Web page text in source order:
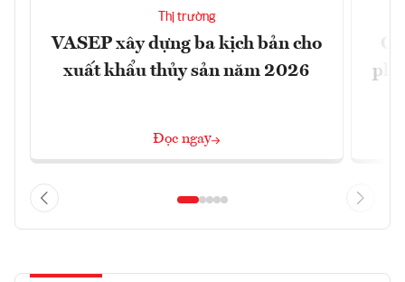
Thị trường
VASEP xây dựng ba kịch bản cho
xuất khẩu thủy sản năm 2026
Đọc ngay